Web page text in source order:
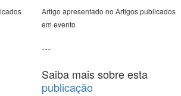
Artigo apresentado no Artigos publicados
em evento
...
Saiba mais sobre esta
publicação